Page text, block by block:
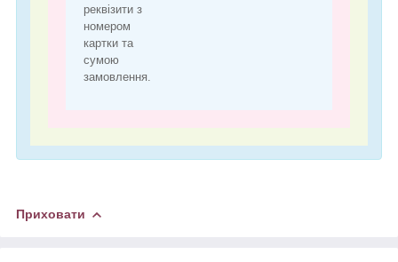
реквізити з
номером
картки та
сумою
замовлення.
Приховати